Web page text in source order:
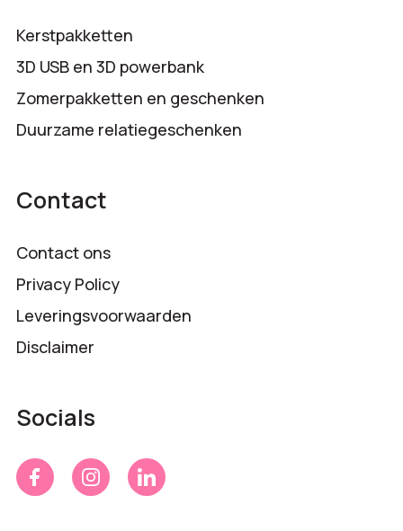
Kerstpakketten
3D USB en 3D powerbank
Zomerpakketten en geschenken
Duurzame relatiegeschenken
Contact
Contact ons
Privacy Policy
Leveringsvoorwaarden
Disclaimer
Socials